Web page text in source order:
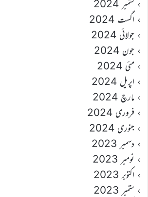
ستمبر 2024
اگست 2024
جولائی 2024
جون 2024
مئی 2024
اپریل 2024
مارچ 2024
فروری 2024
جنوری 2024
دسمبر 2023
نومبر 2023
اکتوبر 2023
ستمبر 2023